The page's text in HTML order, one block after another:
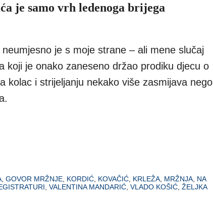
je samo vrh ledenoga brijega
je s moje strane – ali mene slučaj
koji je onako zaneseno držao prodiku djecu o
kolac i strijeljanju nekako više zasmijava nego
GOVOR MRŽNJE KORDIĆ KOVAČIĆ KRLEŽA MRŽNJA NA
VALENTINA MANDARIĆ VLADO KOŠIĆ ŽELJKA